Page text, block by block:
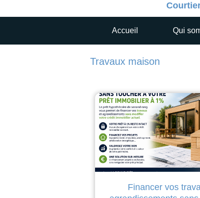
Accueil Qui
Travaux maison
Financer vos